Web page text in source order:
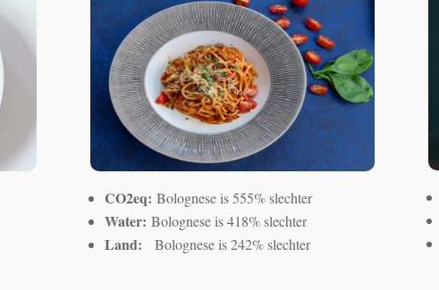
CO2eq: Bolognese is 555% slechter
Water: Bolognese is 418% slechter
Land: Bolognese is 242% slechter